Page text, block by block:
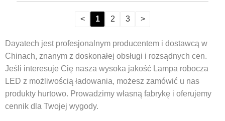
< 1 2 3 >
Dayatech jest profesjonalnym producentem i dostawcą w
Chinach, znanym z doskonałej obsługi i rozsądnych cen.
Jeśli interesuje Cię nasza wysoka jakość Lampa robocza
LED z możliwością ładowania, możesz zamówić u nas
produkty hurtowo. Prowadzimy własną fabrykę i oferujemy
cennik dla Twojej wygody.